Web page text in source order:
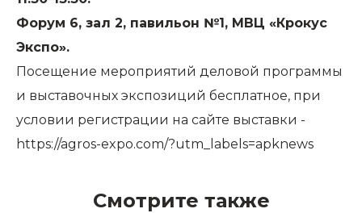
Форум 6, зал 2, павильон №1, МВЦ «Крокус
Экспо».
Посещение мероприятий деловой программы
и выставочных экспозиций бесплатное, при
условии регистрации на сайте выставки -
https://agros-expo.com/?utm_labels=apknews
Смотрите также